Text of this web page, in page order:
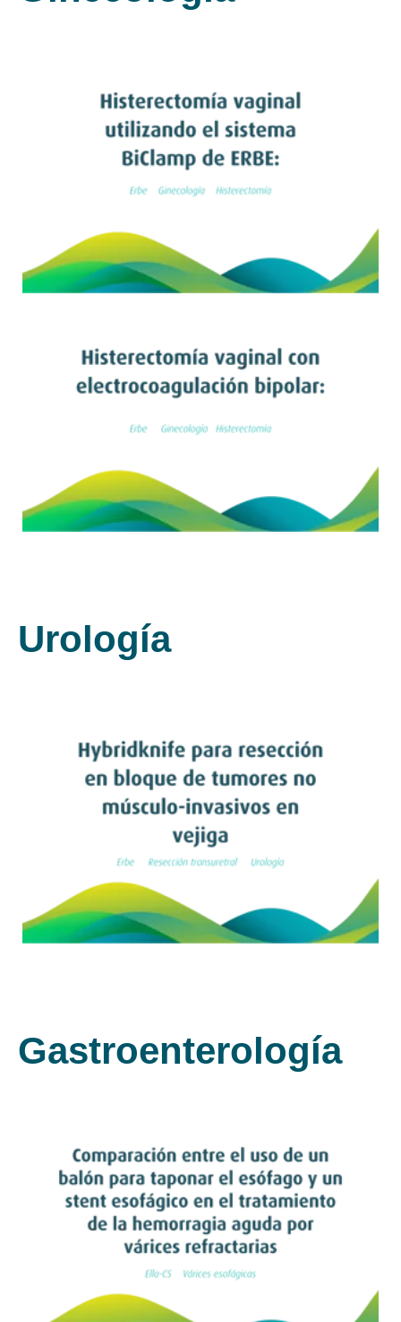
Leer artículo
Urología
Leer artículo
Gastroenterología
Leer artículo